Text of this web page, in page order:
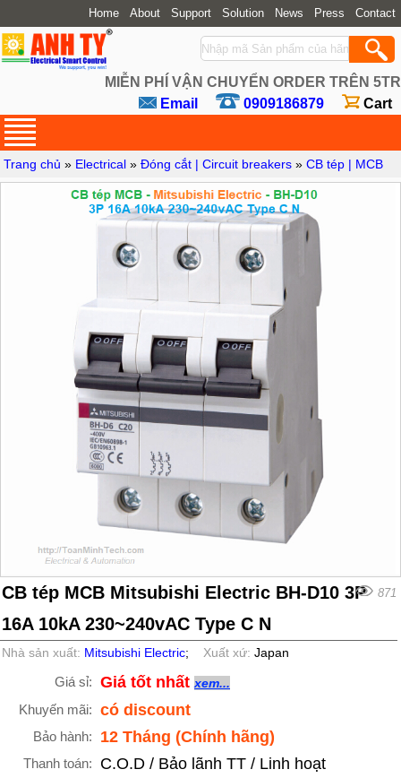
Home About Support Solution News Press Contact
MIỄN PHÍ VẬN CHUYỂN ORDER TRÊN 5TR
Email
0909186879 Cart
Trang chủ » Electrical »Đóng cắt | Circuit breakers »CB tép | MCB
CB tép MCB Mitsubishi Electric BH-D10 3P
16A 10kA 230~240vAC Type C N
871
Nhà sản xuất: Mitsubishi Electric; Xuất xứ:Japan
Giá sỉ: Giá tốt nhất xem...
Khuyến mãi: có discount
Bảo hành: 12 Tháng (Chính hãng)
Thanh toán: C.O.D / Bảo lãnh TT / Linh hoạt